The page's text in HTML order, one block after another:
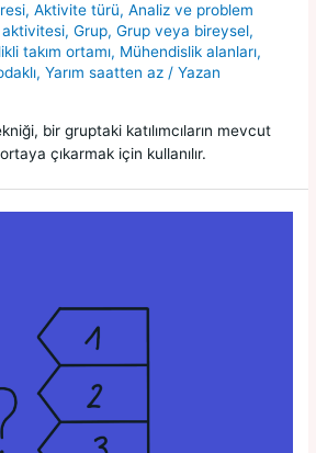
,Aktivite türü,Analiz ve problem
aktivitesi,Grup,Grup veya bireysel,
takım ortamı, Mühendislik alanları,
,Yarım saatten az / Yazan
bir gruptaki katılımcıların mevcut
çıkarmak için kullanılır.